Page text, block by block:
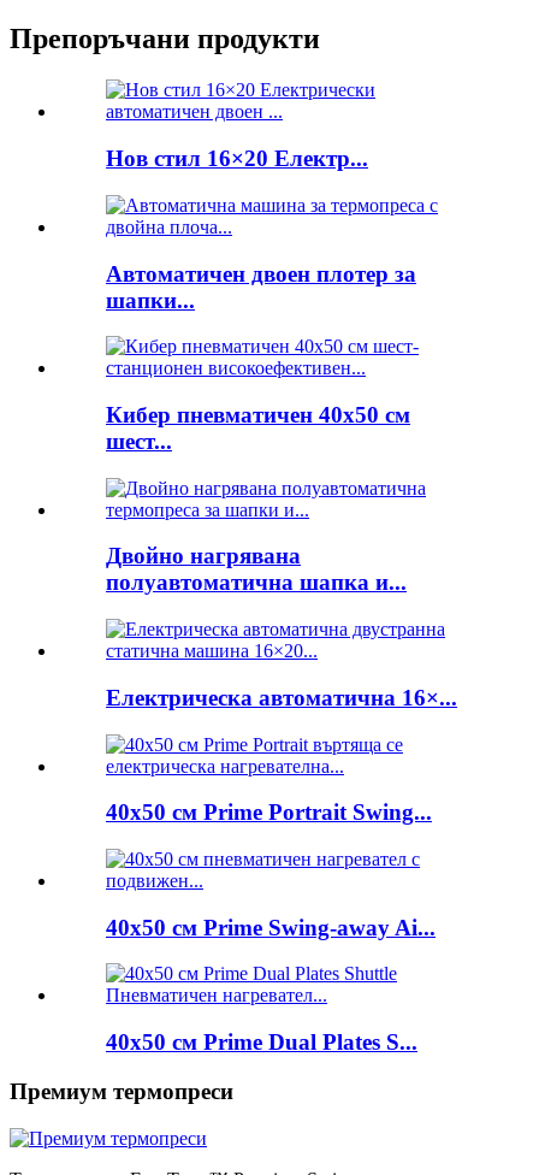
Препоръчани продукти
Нов стил 16×20 Електр...
Автоматичен двоен плотер за
шапки...
Кибер пневматичен 40x50 см
шест...
Двойно нагрявана
полуавтоматична шапка и...
Електрическа автоматична 16×...
40x50 см Prime Portrait Swing...
40x50 см Prime Swing-away Ai...
40x50 см Prime Dual Plates S...
Премиум термопреси